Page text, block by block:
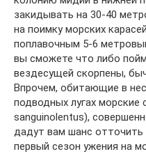
закидывать на 30-40
на поимку морских
поплавочным 5-6
вы сможете что либо
вездесущей скорпены,
Впрочем, обитающие в
подводных лугах морские
sanguinolentus),
дадут вам шанс
первый сезон ужения на